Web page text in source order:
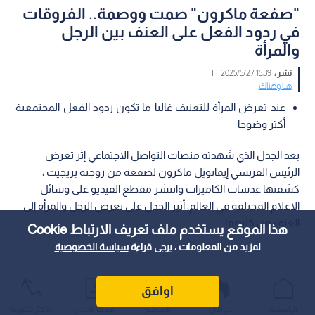
هذا الموقع يستخدم ملف تعريف الارتباط Cookie
لمزيد من المعلومات ، يرجى قراءةسياسة الخصوصية
اوافق
"صفعة ماكرون" صمت ووصمة.. الفروقات
في ردود الفعل على العنف بين الرجل
والمرأة
نشر :15:39 2025/5/27
|
هنا وهناك
عند تعرض المرأة للتعنيف غالبا ما تكون ردود الفعل المجتمعية
أكثر وضوحا
بعد الجدل الذي شهدته منصات التواصل الاجتماعي إثر تعرض
الرئيس الفرنسي إيمانويل ماكرون لصفعة من زوجته بريجيت ،
كشفتها عدسات الكاميرات وانتشر مقطع الفيديو على وسائل
الاعلام المختلفة في العالم، أثير الجدل على تعرض الرجل والمرأة إلى
العنف من كليهما.
عواجل المباشر أحدث الأخبار